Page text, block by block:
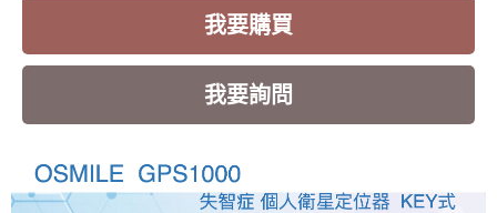
我要購買
我要詢問